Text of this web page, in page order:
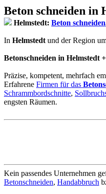
Beton schneiden in
Helmstedt: Beton schneiden
In Helmstedt und der Region
Betonschneiden in Helmstedt
Präzise, kompetent, mehrfach
Erfahrene Firmen für das
Schrammbordschnitte,
engsten Räumen.
Kein passendes Unternehmen
Betonschneiden, Handabbruch